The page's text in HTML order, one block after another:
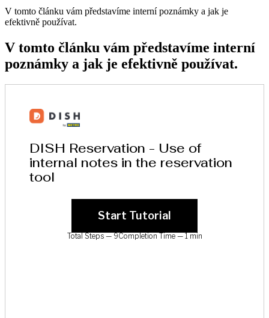
V tomto článku vám představíme interní poznámky a jak je
efektivně používat.
V tomto článku vám představíme interní
poznámky a jak je efektivně používat.